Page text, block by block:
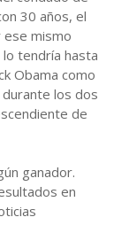
30 años, el
mismo
lo tendría hasta
Obama como
los dos
de
ganador.
en